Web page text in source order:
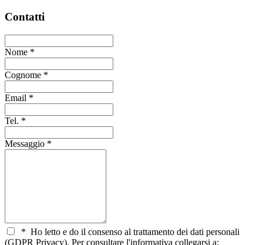
Contatti
Nome *
Cognome *
Email *
Tel. *
Messaggio *
* Ho letto e do il consenso al trattamento dei dati personali
(GDPR Privacy). Per consultare l'informativa collegarsi a: